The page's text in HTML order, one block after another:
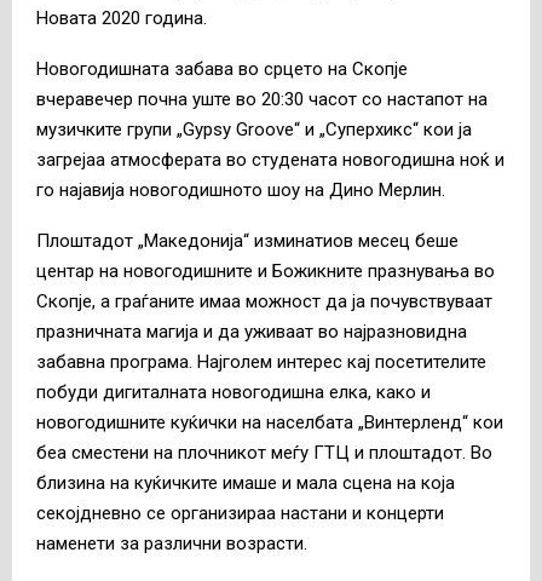
Новата 2020 година.
Новогодишната забава во срцето на Скопје
вчеравечер почна уште во 20:30 часот со настапот на
музичките групи „Gypsy Groove“ и „Суперхикс“ кои ја
загрејаа атмосферата во студената новогодишна ноќ и
го најавија новогодишното шоу на Дино Мерлин.
Плоштадот „Македонија“ изминатиов месец беше
центар на новогодишните и Божикните празнувања во
Скопје, а граѓаните имаа можност да ја почувствуваат
празничната магија и да уживаат во најразновидна
забавна програма. Најголем интерес кај посетителите
побуди дигиталната новогодишна елка, како и
новогодишните куќички на населбата „Винтерленд“ кои
беа сместени на плочникот меѓу ГТЦ и плоштадот. Во
близина на куќичките имаше и мала сцена на која
секојдневно се организираа настани и концерти
наменети за различни возрасти.